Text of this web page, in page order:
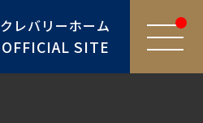
クレバリーホーム
OFFICIAL SITE